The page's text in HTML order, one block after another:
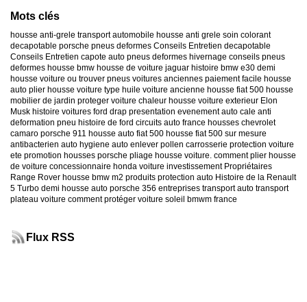
Mots clés
housse anti-grele transport automobile housse anti grele soin colorant
decapotable porsche pneus deformes Conseils Entretien decapotable
Conseils Entretien capote auto pneus deformes hivernage conseils pneus
deformes housse bmw housse de voiture jaguar histoire bmw e30 demi
housse voiture ou trouver pneus voitures anciennes paiement facile housse
auto plier housse voiture type huile voiture ancienne housse fiat 500 housse
mobilier de jardin proteger voiture chaleur housse voiture exterieur Elon
Musk histoire voitures ford drap presentation evenement auto cale anti
deformation pneu histoire de ford circuits auto france housses chevrolet
camaro porsche 911 housse auto fiat 500 housse fiat 500 sur mesure
antibacterien auto hygiene auto enlever pollen carrosserie protection voiture
ete promotion housses porsche pliage housse voiture. comment plier housse
de voiture concessionnaire honda voiture investissement Propriétaires
Range Rover housse bmw m2 produits protection auto Histoire de la Renault
5 Turbo demi housse auto porsche 356 entreprises transport auto transport
plateau voiture comment protéger voiture soleil bmwm france
Flux RSS